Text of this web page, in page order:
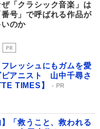
「クラシック音楽」は
番号」で呼ばれる作品が
いのか
レッシュにもガムを愛
ピアニスト 山中千尋さ
TIMES】
PR
】「救うこと、救われる